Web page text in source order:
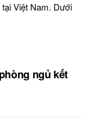
Việt Nam. Dưới
ngủ kết